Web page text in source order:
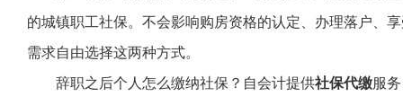
的城镇职工社保。不会影响购房资格的认定、办理落户、
需求自由选择这两种方式。
辞职之后个人怎么缴纳社保？自会计提供社保代缴服